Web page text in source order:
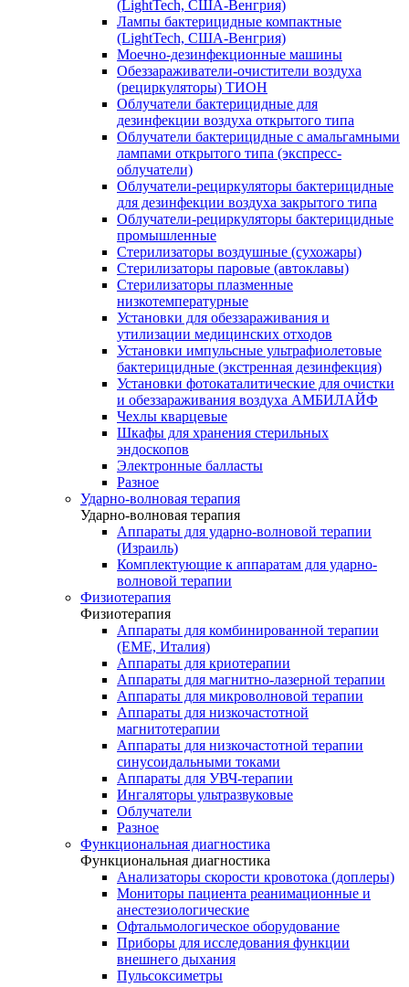
(LightTech, США-Венгрия)
Лампы бактерицидные компактные
(LightTech, США-Венгрия)
Моечно-дезинфекционные машины
Обеззараживатели-очистители воздуха
(рециркуляторы) ТИОН
Облучатели бактерицидные для
дезинфекции воздуха открытого типа
Облучатели бактерицидные с амальгамными
лампами открытого типа (экспресс-
облучатели)
Облучатели-рециркуляторы бактерицидные
для дезинфекции воздуха закрытого типа
Облучатели-рециркуляторы бактерицидные
промышленные
Стерилизаторы воздушные (сухожары)
Стерилизаторы паровые (автоклавы)
Стерилизаторы плазменные
низкотемпературные
Установки для обеззараживания и
утилизации медицинских отходов
Установки импульсные ультрафиолетовые
бактерицидные (экстренная дезинфекция)
Установки фотокаталитические для очистки
и обеззараживания воздуха АМБИЛАЙФ
Чехлы кварцевые
Шкафы для хранения стерильных
эндоскопов
Электронные балласты
Разное
Ударно-волновая терапия
Ударно-волновая терапия
Аппараты для ударно-волновой терапии
(Израиль)
Комплектующие к аппаратам для ударно-
волновой терапии
Физиотерапия
Физиотерапия
Аппараты для комбинированной терапии
(EME, Италия)
Аппараты для криотерапии
Аппараты для магнитно-лазерной терапии
Аппараты для микроволновой терапии
Аппараты для низкочастотной
магнитотерапии
Аппараты для низкочастотной терапии
синусоидальными токами
Аппараты для УВЧ-терапии
Ингаляторы ультразвуковые
Облучатели
Разное
Функциональная диагностика
Функциональная диагностика
Анализаторы скорости кровотока (доплеры)
Мониторы пациента реанимационные и
анестезиологические
Офтальмологическое оборудование
Приборы для исследования функции
внешнего дыхания
Пульсоксиметры